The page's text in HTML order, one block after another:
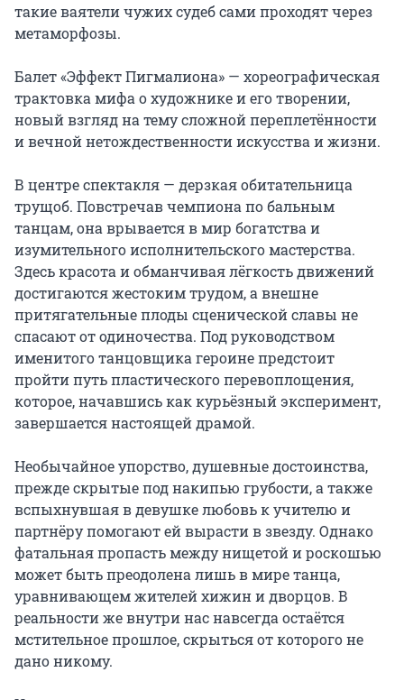
такие ваятели чужих судеб сами проходят через
метаморфозы.
Балет «Эффект Пигмалиона» — хореографическая
трактовка мифа о художнике и его творении,
новый взгляд на тему сложной переплетённости
и вечной нетождественности искусства и жизни.
В центре спектакля — дерзкая обитательница
трущоб. Повстречав чемпиона по бальным
танцам, она врывается в мир богатства и
изумительного исполнительского мастерства.
Здесь красота и обманчивая лёгкость движений
достигаются жестоким трудом, а внешне
притягательные плоды сценической славы не
спасают от одиночества. Под руководством
именитого танцовщика героине предстоит
пройти путь пластического перевоплощения,
которое, начавшись как курьёзный эксперимент,
завершается настоящей драмой.
Необычайное упорство, душевные достоинства,
прежде скрытые под накипью грубости, а также
вспыхнувшая в девушке любовь к учителю и
партнёру помогают ей вырасти в звезду. Однако
фатальная пропасть между нищетой и роскошью
может быть преодолена лишь в мире танца,
уравнивающем жителей хижин и дворцов. В
реальности же внутри нас навсегда остаётся
мстительное прошлое, скрыться от которого не
дано никому.